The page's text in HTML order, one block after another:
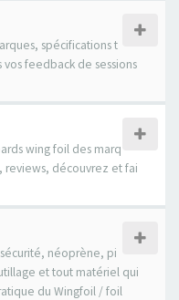
spécifications t
feedback de sessions
wing foil des marq
reviews, découvrez et fai
néoprène, pi
et tout matériel qui
du Wingfoil / foil